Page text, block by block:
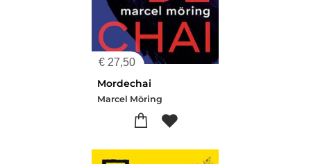
€ 27,50
Mordechai
Marcel Möring